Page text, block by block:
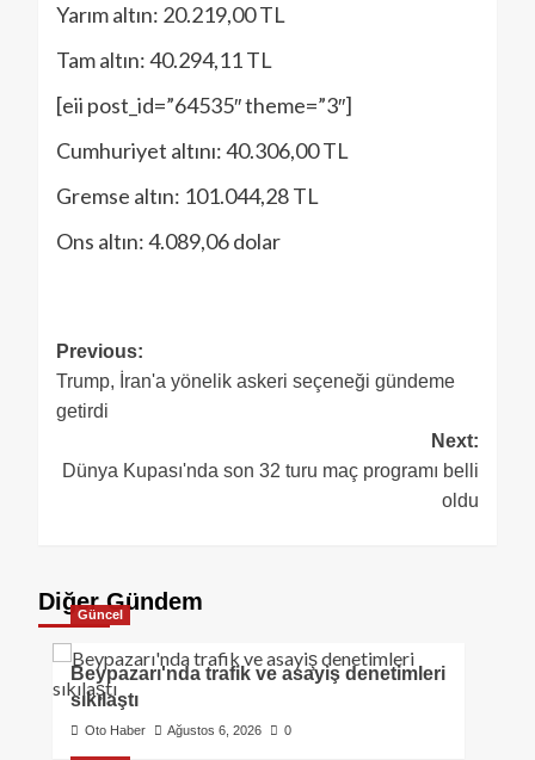
Yarım altın: 20.219,00 TL
Tam altın: 40.294,11 TL
[eii post_id=”64535″ theme=”3″]
Cumhuriyet altını: 40.306,00 TL
Gremse altın: 101.044,28 TL
Ons altın: 4.089,06 dolar
Previous:
Trump, İran'a yönelik askeri seçeneği gündeme
getirdi
Next:
Dünya Kupası'nda son 32 turu maç programı belli
oldu
Diğer Gündem
Güncel
Beypazarı'nda trafik ve asayiş denetimleri
sıkılaştı
Oto Haber Ağustos 6, 2026 0